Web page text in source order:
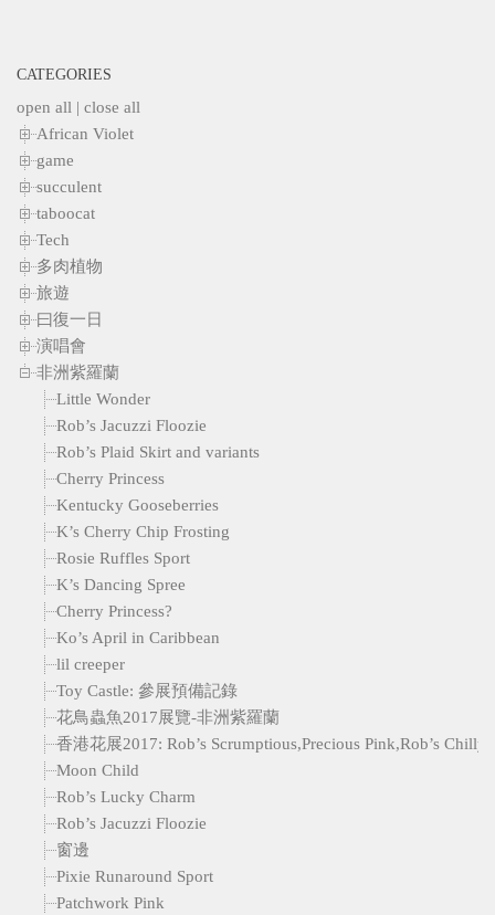
CATEGORIES
open all | close all
African Violet
game
succulent
taboocat
Tech
多肉植物
旅遊
曰復一日
演唱會
非洲紫羅蘭
Little Wonder
Rob’s Jacuzzi Floozie
Rob’s Plaid Skirt and variants
Cherry Princess
Kentucky Gooseberries
K’s Cherry Chip Frosting
Rosie Ruffles Sport
K’s Dancing Spree
Cherry Princess?
Ko’s April in Caribbean
lil creeper
Toy Castle: 參展預備記錄
花鳥蟲魚2017展覽-非洲紫羅蘭
香港花展2017: Rob’s Scrumptious,Precious Pink,Rob’s
Moon Child
Rob’s Lucky Charm
Rob’s Jacuzzi Floozie
窗邊
Pixie Runaround Sport
Patchwork Pink